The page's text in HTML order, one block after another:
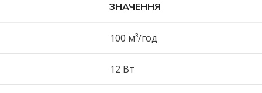
ЗНАЧЕННЯ
100 м³/год
12 Вт